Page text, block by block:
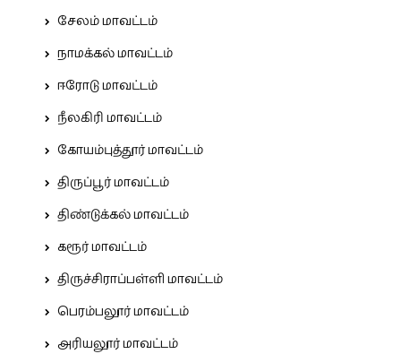
சேலம் மாவட்டம்
நாமக்கல் மாவட்டம்
ஈரோடு மாவட்டம்
நீலகிரி மாவட்டம்
கோயம்புத்தூர் மாவட்டம்
திருப்பூர் மாவட்டம்
திண்டுக்கல் மாவட்டம்
கரூர் மாவட்டம்
திருச்சிராப்பள்ளி மாவட்டம்
பெரம்பலூர் மாவட்டம்
அரியலூர் மாவட்டம்